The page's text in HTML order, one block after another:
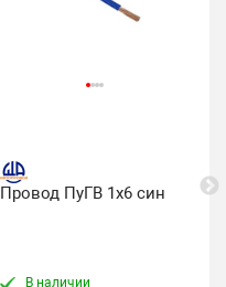
Провод ПуГВ 1х6 син
В наличии